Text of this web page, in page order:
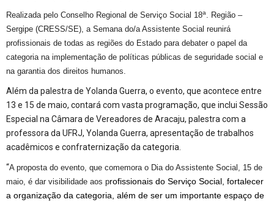
Realizada pelo Conselho Regional de Serviço Social 18a
. Região –
Sergipe (CRESS/SE), a Semana do/a Assistente Social reunirá
profissionais de todas as regiões do Estado para debater o papel da
categoria na implementação de políticas públicas de seguridade social e
na garantia dos direitos humanos.
Além da palestra de Yolanda Guerra, o evento, que acontece entre
13 e 15 de maio, contará com vasta programação, que inclui Sessão
Especial na Câmara de Vereadores de Aracaju, palestra com a
professora da UFRJ, Yolanda Guerra, apresentação de trabalhos
acadêmicos e confraternização da categoria.
“A proposta do evento, que comemora o Dia do Assistente Social, 15 de
maio, é dar visibilidade aos profissionais do Serviço Social, fortalecer
a organização da categoria, além de ser um importante espaço de